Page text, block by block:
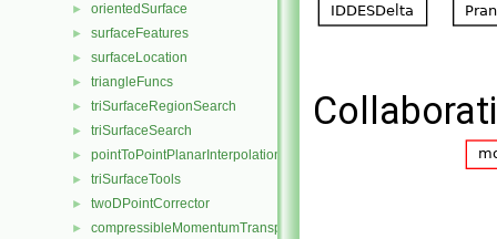
► orientedSurface
► surfaceFeatures
► surfaceLocation
► triangleFuncs
► triSurfaceRegionSearch
► triSurfaceSearch
► pointToPointPlanarInterpolation
► triSurfaceTools
► twoDPointCorrector
► compressibleMomentumTransportModel